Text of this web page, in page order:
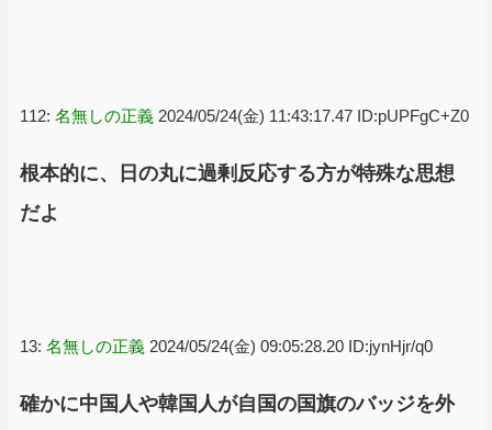
112: 名無しの正義 2024/05/24(金) 11:43:17.47 ID:pUPFgC+Z0
根本的に、日の丸に過剰反応する方が特殊な思想
だよ
13: 名無しの正義 2024/05/24(金) 09:05:28.20 ID:jynHjr/q0
確かに中国人や韓国人が自国の国旗のバッジを外